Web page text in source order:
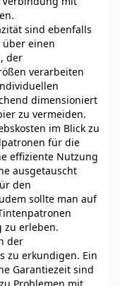
sind ebenfalls
über einen
der
verarbeiten
dimensioniert
zu vermeiden.
im Blick zu
für die
effiziente Nutzung
ausgetauscht
den
sollte man auf
zu erleben.
der
zu erkundigen. Ein
Garantiezeit sind